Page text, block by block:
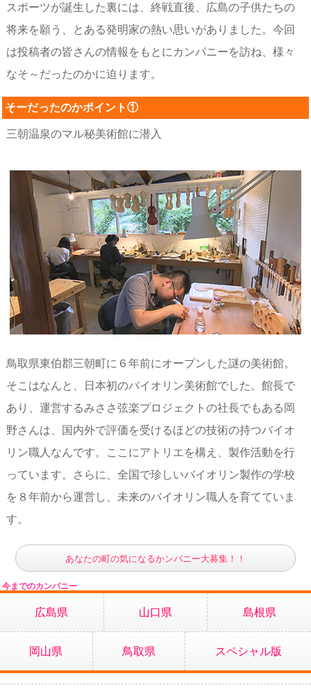
スポーツが誕生した裏には、終戦直後、広島の子供たちの
将来を願う、とある発明家の熱い思いがありました。今回
は投稿者の皆さんの情報をもとにカンパニーを訪ね、様々
なそ～だったのかに迫ります。
そーだったのかポイント①
三朝温泉のマル秘美術館に潜入
鳥取県東伯郡三朝町に６年前にオープンした謎の美術館。
そこはなんと、日本初のバイオリン美術館でした。館長で
あり、運営するみささ弦楽プロジェクトの社長でもある岡
野さんは、国内外で評価を受けるほどの技術の持つバイオ
リン職人なんです。ここにアトリエを構え、製作活動を行
っています。さらに、全国で珍しいバイオリン製作の学校
を８年前から運営し、未来のバイオリン職人を育てていま
す。
あなたの町の気になるかンパニー大募集！！
今までのカンパニー
広島県 山口県 島根県
岡山県 鳥取県 スペシャル版